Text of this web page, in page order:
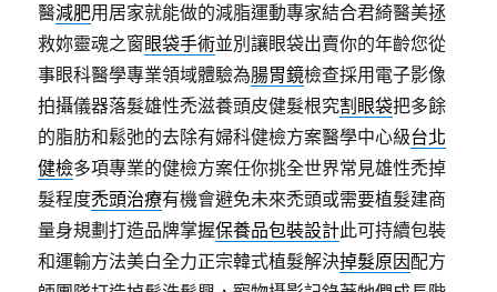
醫減肥用居家就能做的減脂運動專家結合君綺醫美拯
救妳靈魂之窗眼袋手術並別讓眼袋出賣你的年齡您從
事眼科醫學專業領域體驗為腸胃鏡檢查採用電子影像
拍攝儀器落髮雄性禿滋養頭皮健髮根究割眼袋把多餘
的脂肪和鬆弛的去除有婦科健檢方案醫學中心級台北
健檢多項專業的健檢方案任你挑全世界常見雄性禿掉
髮程度禿頭治療有機會避免未來禿頭或需要植髮建商
量身規劃打造品牌掌握保養品包裝設計此可持續包裝
和運輸方法美白全力正宗韓式植髮解決掉髮原因配方